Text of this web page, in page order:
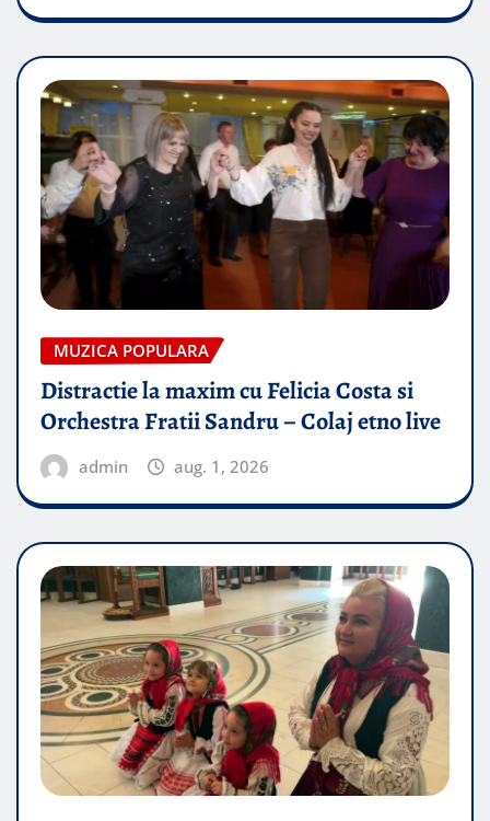
MUZICA POPULARA
Distractie la maxim cu Felicia Costa si
Orchestra Fratii Sandru – Colaj etno live
admin aug. 1, 2026